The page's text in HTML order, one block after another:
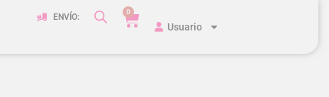
ENVÍO:
0
Usuario